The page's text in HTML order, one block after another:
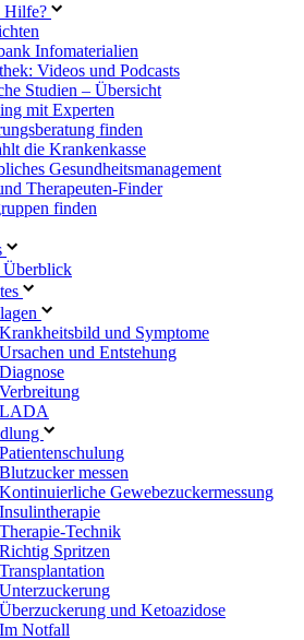
Hilfe?
Infomaterialien
Videos und Podcasts
Studien – Übersicht
mit Experten
finden
die Krankenkasse
Gesundheitsmanagement
Therapeuten-Finder
finden
Überblick
Krankheitsbild und Symptome
Ursachen und Entstehung
Diagnose
Verbreitung
LADA
Patientenschulung
Blutzucker messen
Kontinuierliche Gewebezuckermessung
Insulintherapie
Therapie-Technik
Richtig Spritzen
Transplantation
Unterzuckerung
Überzuckerung und Ketoazidose
Im Notfall